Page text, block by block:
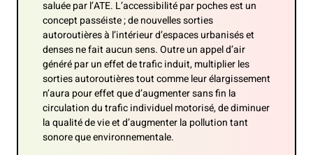
saluée par l’ATE. L’accessibilité par poches est un
concept passéiste ; de nouvelles sorties
autoroutières à l’intérieur d’espaces urbanisés et
denses ne fait aucun sens. Outre un appel d’air
généré par un effet de trafic induit, multiplier les
sorties autoroutières tout comme leur élargissement
n’aura pour effet que d’augmenter sans fin la
circulation du trafic individuel motorisé, de diminuer
la qualité de vie et d’augmenter la pollution tant
sonore que environnementale.